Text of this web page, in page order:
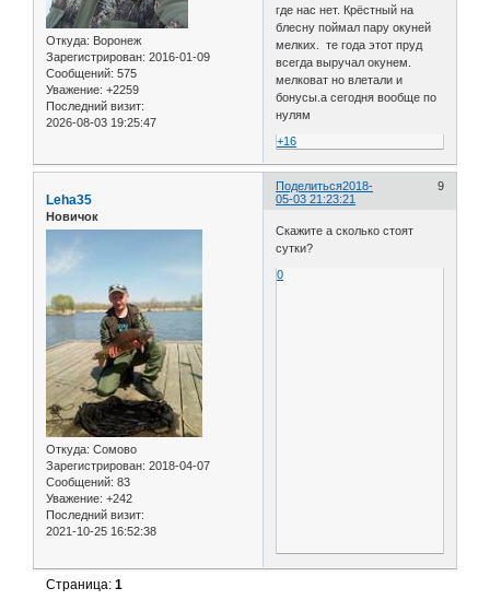
Откуда: Воронеж
Зарегистрирован: 2016-01-09
Сообщений: 575
Уважение: +2259
Последний визит:
2026-08-03 19:25:47
где нас нет. Крёстный на
блесну поймал пару окуней
мелких. те года этот пруд
всегда выручал окунем.
мелковат но влетали и
бонусы.а сегодня вообще по
нулям
+16
Поделиться 9
2018-
05-03 21:23:21
Leha35
Новичок
Откуда: Сомово
Зарегистрирован: 2018-04-07
Сообщений: 83
Уважение: +242
Последний визит:
2021-10-25 16:52:38
Скажите а сколько стоят
сутки?
0
Страница:1